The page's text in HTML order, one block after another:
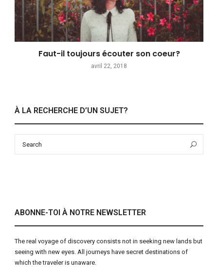
Faut-il toujours écouter son coeur?
avril 22, 2018
À LA RECHERCHE D’UN SUJET?
ABONNE-TOI À NOTRE NEWSLETTER
The real voyage of discovery consists not in seeking new lands but
seeing with new eyes. All journeys have secret destinations of
which the traveler is unaware.